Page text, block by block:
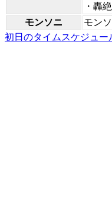
・轟
モンソニ
モン
初日のタイムスケジュー